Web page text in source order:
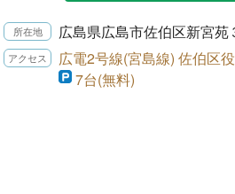
広島県広島市佐伯区新宮苑
広電2号線(宮島線) 佐伯区
7台(無料)